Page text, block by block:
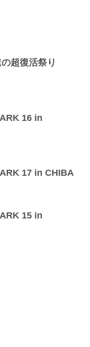
超復活祭り
16 in
17 in CHIBA
15 in